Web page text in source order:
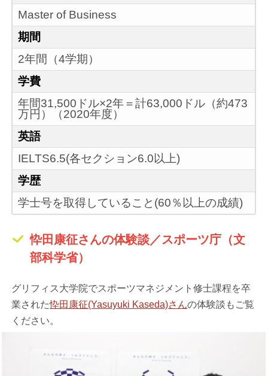
Master of Business
期間
2年間（4学期）
学費
年間31,500ドル×2年＝計63,000ドル（約473
万円）（2020年度）
英語
IELTS6.5(各セクション6.0以上)
学歴
学士号を取得していること(60％以上の成績)
忰田康征さんの体験談／スポーツ庁（文
部科学省）
グリフィス大学院でスポーツマネジメント修士課程を卒
業された忰田康征(Yasuyuki Kaseda)さんの体験談もご覧
ください。